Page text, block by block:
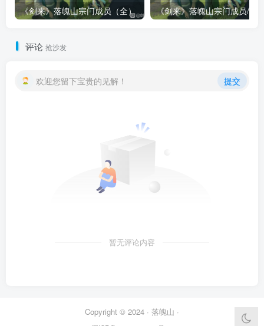
《剑来》落魄山宗门成员（全）
评论 抢沙发
欢迎您留下宝贵的见解！ 提交
暂无评论内容
Copyright © 2024 · 落魄山 ·